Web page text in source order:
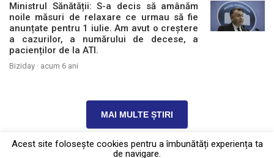
Ministrul Sănătății: S-a decis să amânăm
noile măsuri de relaxare ce urmau să fie
anunțate pentru 1 iulie. Am avut o creștere
a cazurilor, a numărului de decese, a
pacienților de la ATI.
Biziday · acum 6 ani
MAI MULTE ȘTIRI
Acest site foloseşte cookies pentru a îmbunătăți experiența ta
de navigare.